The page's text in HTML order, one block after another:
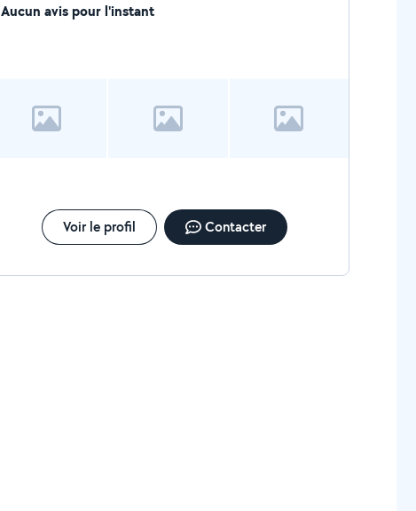
Aucun avis pour l'instant
Voir le profil Contacter